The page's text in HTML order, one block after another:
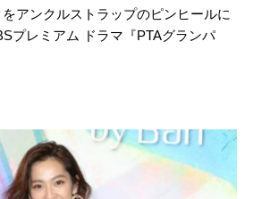
アンクルストラップのピンヒールに
プレミアム ドラマ『PTAグランパ